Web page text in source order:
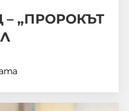
„ПРОРОКЪТ